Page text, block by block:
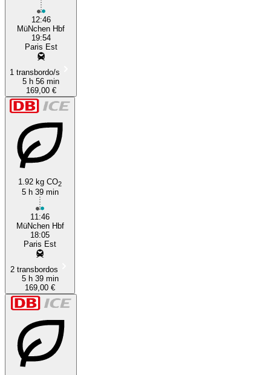
12:46
MüNchen Hbf
19:54
Paris Est
1 transbordo/s
5 h 56 min
169,00 €
1.92 kg CO2
5 h 39 min
11:46
MüNchen Hbf
18:05
Paris Est
2 transbordos
5 h 39 min
169,00 €